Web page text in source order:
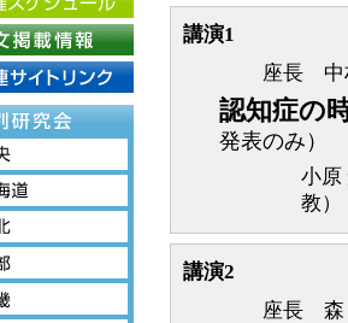
講演1
座長 中
認知症の
発表のみ）
小
教）
講演2
座長 森